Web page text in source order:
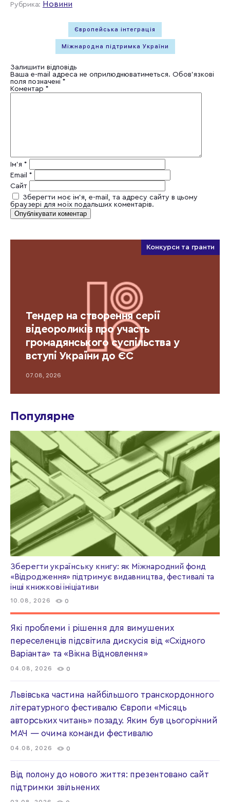
Рубрика: Новини
Європейська інтеграція
Міжнародна підтримка України
Залишити відповідь
Ваша e-mail адреса не оприлюднюватиметься. Обов’язкові
поля позначені *
Коментар *
Ім'я *
Email *
Сайт
Зберегти моє ім'я, e-mail, та адресу сайту в цьому
браузері для моїх подальших коментарів.
Конкурси та гранти
Тендер на створення серії
відеороликів про участь
громадянського суспільства у
вступі України до ЄС
07.08, 2026
Популярне
Зберегти українську книгу: як Міжнародний фонд
«Відродження» підтримує видавництва, фестивалі та
інші книжкові ініціативи
10.08, 2026 0
Які проблеми і рішення для вимушених
переселенців підсвітила дискусія від «Східного
Варіанта» та «Вікна Відновлення»
04.08, 2026 0
Львівська частина найбільшого транскордонного
літературного фестивалю Європи «Місяць
авторських читань» позаду. Яким був цьогорічний
МАЧ — очима команди фестивалю
04.08, 2026 0
Від полону до нового життя: презентовано сайт
підтримки звільнених